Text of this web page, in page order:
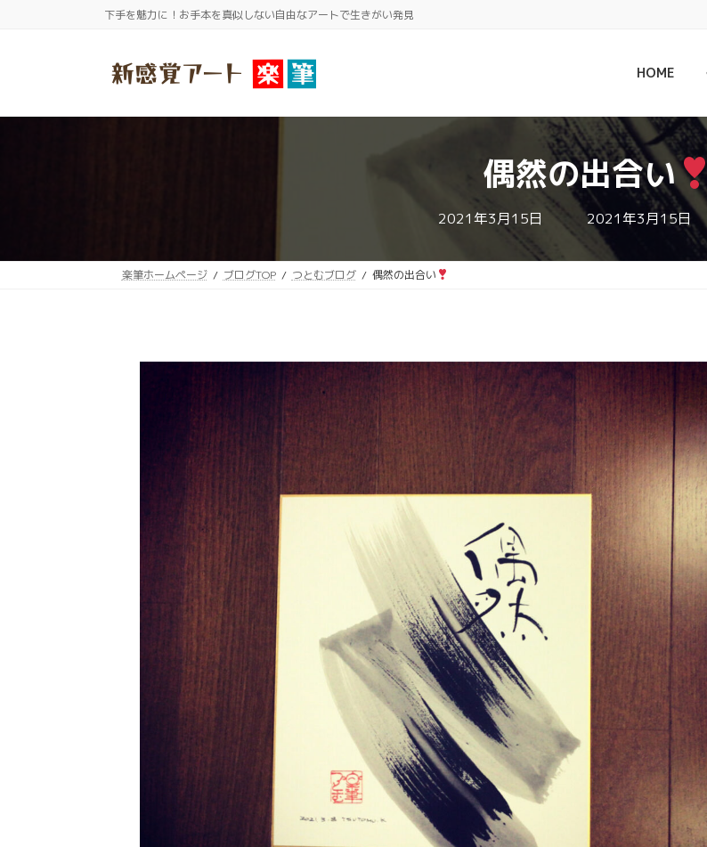
下手を魅力に！お手本を真似しない自由なアートで生きがい発見
HOME
偶然の出合い
2021年3月15日 最
終
更
新
日
2021年3月15日
楽筆ホームページ ブログTOP つとむブログ 偶然の出合い